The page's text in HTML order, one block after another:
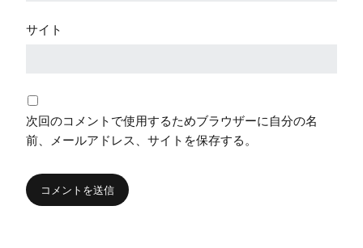
サイト
次回のコメントで使用するためブラウザーに自分の名
前、メールアドレス、サイトを保存する。